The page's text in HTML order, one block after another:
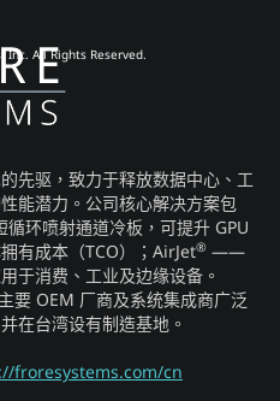
先驱，致力于释放数据中心、工
能潜力。公司核心解决方案包
环喷射通道冷板，可提升 GPU
有成本（TCO）；AirJet® ——
于消费、工业及边缘设备。
要 OEM 厂商及系统集成商广泛
在台湾设有制造基地。
froresystems.com/cn
Inc. All Rights Reserved.